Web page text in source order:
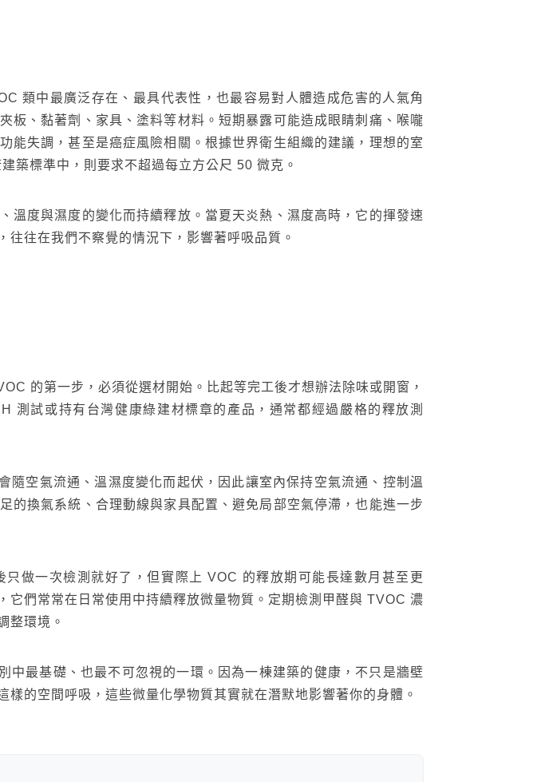
類中最廣泛存在、最具代表性，也最容易對人體造成危害的人氣角
板、黏著劑、家具、塗料等材料。短期暴露可能造成眼睛刺痛、喉嚨
能失調，甚至是癌症風險相關。根據世界衛生組織的建議，理想的室
築標準中，則要求不超過每立方公尺 50 微克。
溫度與濕度的變化而持續釋放。當夏天炎熱、濕度高時，它的揮發速
往在我們不察覺的情況下，影響著呼吸品質。
的第一步，必須從選材開始。比起等完工後才想辦法除味或開窗，
測試或持有台灣健康綠建材標章的產品，通常都經過嚴格的釋放測
隨空氣流通、溫濕度變化而起伏，因此讓室內保持空氣流通、控制溫
的換氣系統、合理動線與家具配置、避免局部空氣停滯，也能進一步
做一次檢測就好了，但實際上 VOC 的釋放期可能長達數月甚至更
它們常常在日常使用中持續釋放微量物質。定期檢測甲醛與 TVOC 濃
整環境。
最基礎、也最不可忽視的一環。因為一棟建築的健康，不只是牆壁
的空間呼吸，這些微量化學物質其實就在潛默地影響著你的身體。